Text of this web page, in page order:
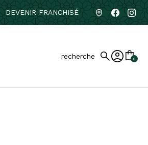
DEVENIR FRANCHISÉ
recherche 0